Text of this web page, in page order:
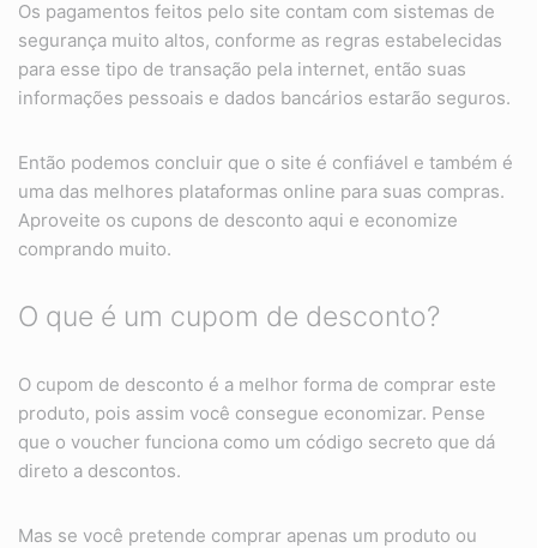
Os pagamentos feitos pelo site contam com sistemas de
segurança muito altos, conforme as regras estabelecidas
para esse tipo de transação pela internet, então suas
informações pessoais e dados bancários estarão seguros.
Então podemos concluir que o site é confiável e também é
uma das melhores plataformas online para suas compras.
Aproveite os cupons de desconto aqui e economize
comprando muito.
O que é um cupom de desconto?
O cupom de desconto é a melhor forma de comprar este
produto, pois assim você consegue economizar. Pense
que o voucher funciona como um código secreto que dá
direto a descontos.
Mas se você pretende comprar apenas um produto ou